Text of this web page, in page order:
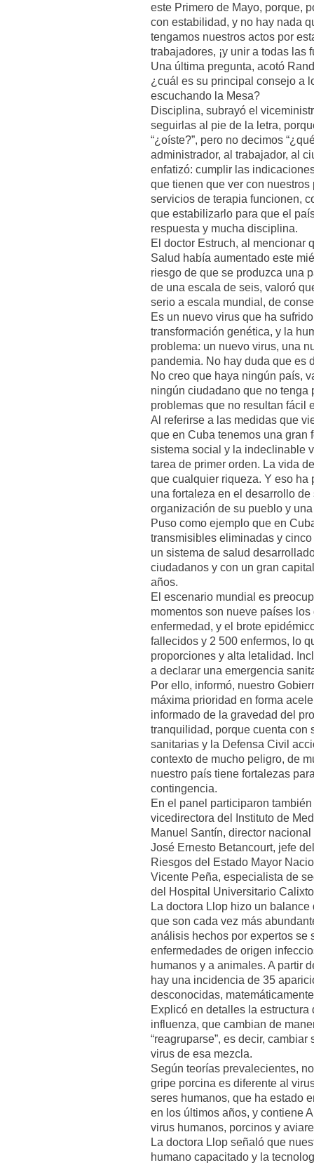
este Primero de Mayo, porque,
con estabilidad, y no hay nada
tengamos nuestros actos por
trabajadores, ¡y unir a todas las
Una última pregunta, acotó
¿cuál es su principal consejo a
escuchando la Mesa?
Disciplina, subrayó el
seguirlas al pie de la letra,
“¿oíste?”, pero no decimos
administrador, al trabajador, al
enfatizó: cumplir las
que tienen que ver con
servicios de terapia funcionen,
que estabilizarlo para que el
respuesta y mucha disciplina.
El doctor Estruch, al mencionar
Salud había aumentado este
riesgo de que se produzca una
de una escala de seis, valoró
serio a escala mundial, de
Es un nuevo virus que ha
transformación genética, y la
problema: un nuevo virus, una
pandemia. No hay duda que es
No creo que haya ningún país,
ningún ciudadano que no tenga
problemas que no resultan fácil
Al referirse a las medidas que
que en Cuba tenemos una gran
sistema social y la indeclinable
tarea de primer orden. La vida
que cualquier riqueza. Y eso ha
una fortaleza en el desarrollo
organización de su pueblo y
Puso como ejemplo que en
transmisibles eliminadas y
un sistema de salud
ciudadanos y con un gran
años.
El escenario mundial es
momentos son nueve países
enfermedad, y el brote
fallecidos y 2 500 enfermos, lo
proporciones y alta letalidad.
a declarar una emergencia
Por ello, informó, nuestro
máxima prioridad en forma
informado de la gravedad del
tranquilidad, porque cuenta con
sanitarias y la Defensa Civil
contexto de mucho peligro, de
nuestro país tiene fortalezas
contingencia.
En el panel participaron
vicedirectora del Instituto de
Manuel Santín, director
José Ernesto Betancourt, jefe
Riesgos del Estado Mayor
Vicente Peña, especialista de
del Hospital Universitario
La doctora Llop hizo un balance
que son cada vez más
análisis hechos por expertos se
enfermedades de origen
humanos y a animales. A partir
hay una incidencia de 35
desconocidas,
Explicó en detalles la
influenza, que cambian de
“reagruparse”, es decir,
virus de esa mezcla.
Según teorías prevalecientes,
gripe porcina es diferente al
seres humanos, que ha estado
en los últimos años, y contiene
virus humanos, porcinos y
La doctora Llop señaló que
humano capacitado y la